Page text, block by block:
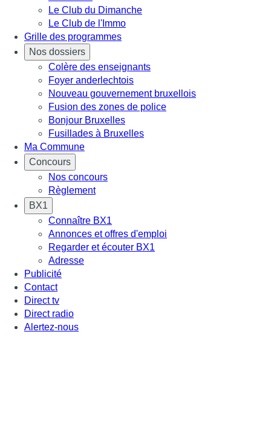
Le Club du Dimanche
Le Club de l'Immo
Grille des programmes
Nos dossiers
Colère des enseignants
Foyer anderlechtois
Nouveau gouvernement bruxellois
Fusion des zones de police
Bonjour Bruxelles
Fusillades à Bruxelles
Ma Commune
Concours
Nos concours
Règlement
BX1
Connaître BX1
Annonces et offres d'emploi
Regarder et écouter BX1
Adresse
Publicité
Contact
Direct tv
Direct radio
Alertez-nous